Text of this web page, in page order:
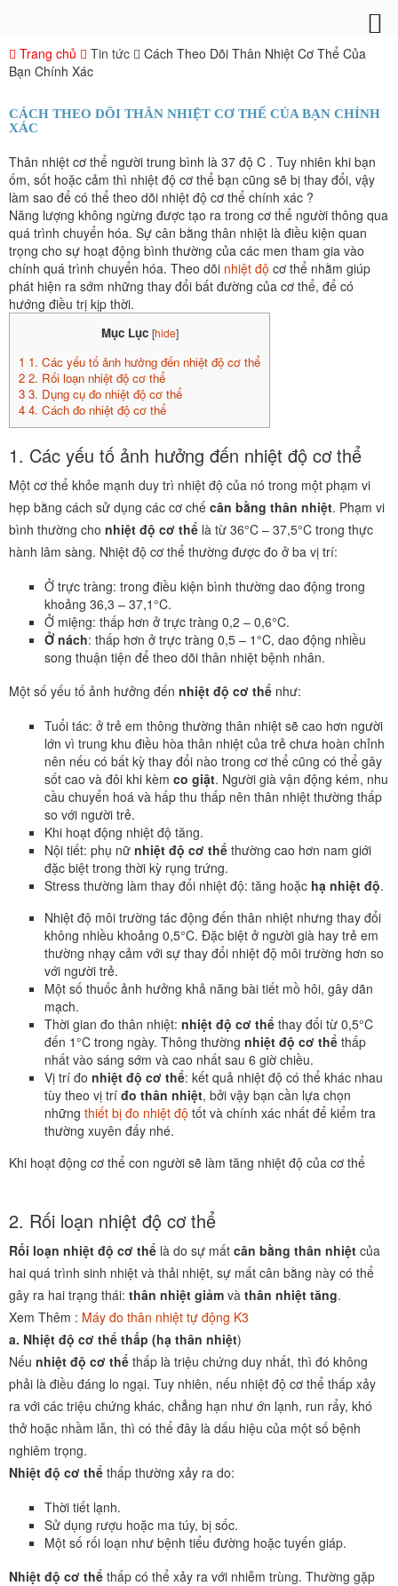
Trang chủ Tin tức
Cách Theo Dõi Thân Nhiệt Cơ Thể Của
Bạn Chính Xác
CÁCH THEO DÕI THÂN NHIỆT CƠ THỂ CỦA BẠN CHÍNH
XÁC
Thân nhiệt cơ thể người trung bình là 37 độ C . Tuy nhiên khi bạn
ốm, sốt hoặc cảm thì nhiệt độ cơ thể bạn cũng sẽ bị thay đổi, vậy
làm sao để có thể theo dõi nhiệt độ cơ thể chính xác ?
Năng lượng không ngừng được tạo ra trong cơ thể người thông qua
quá trình chuyển hóa. Sự cân bằng thân nhiệt là điều kiện quan
trọng cho sự hoạt động bình thường của các men tham gia vào
chính quá trình chuyển hóa. Theo dõi nhiệt độ cơ thể nhằm giúp
phát hiện ra sớm những thay đổi bất đường của cơ thể, để có
hướng điều trị kịp thời.
Mục Lục [hide]
1 1. Các yếu tố ảnh hưởng đến nhiệt độ cơ thể
2 2. Rối loạn nhiệt độ cơ thể
3 3. Dụng cụ đo nhiệt độ cơ thể
4 4. Cách đo nhiệt độ cơ thể
1. Các yếu tố ảnh hưởng đến nhiệt độ cơ thể
Một cơ thể khỏe mạnh duy trì nhiệt độ của nó trong một phạm vi
hẹp bằng cách sử dụng các cơ chế cân bằng thân nhiệt. Phạm vi
bình thường cho nhiệt độ cơ thể là từ 36°C – 37,5°C trong thực
hành lâm sàng. Nhiệt độ cơ thể thường được đo ở ba vị trí:
Ở trực tràng: trong điều kiện bình thường dao động trong
khoảng 36,3 – 37,1°C.
Ở miệng: thấp hơn ở trực tràng 0,2 – 0,6°C.
Ở nách: thấp hơn ở trực tràng 0,5 – 1°C, dao động nhiều
song thuận tiện để theo dõi thân nhiệt bệnh nhân.
Một số yếu tố ảnh hưởng đến nhiệt độ cơ thể như:
Tuổi tác: ở trẻ em thông thường thân nhiệt sẽ cao hơn người
lớn vì trung khu điều hòa thân nhiệt của trẻ chưa hoàn chỉnh
nên nếu có bất kỳ thay đổi nào trong cơ thể cũng có thể gây
sốt cao và đôi khi kèm co giật. Người già vận động kém, nhu
cầu chuyển hoá và hấp thu thấp nên thân nhiệt thường thấp
so với người trẻ.
Khi hoạt động nhiệt độ tăng.
Nội tiết: phụ nữ nhiệt độ cơ thể thường cao hơn nam giới
đặc biệt trong thời kỳ rụng trứng.
Stress thường làm thay đổi nhiệt độ: tăng hoặc hạ nhiệt độ.
Nhiệt độ môi trường tác động đến thân nhiệt nhưng thay đổi
không nhiều khoảng 0,5°C. Đặc biệt ở người già hay trẻ em
thường nhạy cảm với sự thay đổi nhiệt độ môi trường hơn so
với người trẻ.
Một số thuốc ảnh hưởng khả năng bài tiết mồ hôi, gây dãn
mạch.
Thời gian đo thân nhiệt: nhiệt độ cơ thể thay đổi từ 0,5°C
đến 1°C trong ngày. Thông thường nhiệt độ cơ thể thấp
nhất vào sáng sớm và cao nhất sau 6 giờ chiều.
Vị trí đo nhiệt độ cơ thể: kết quả nhiệt độ có thể khác nhau
tùy theo vị trí đo thân nhiệt, bởi vậy bạn cần lựa chọn
những thiết bị đo nhiệt độ tốt và chính xác nhất để kiểm tra
thường xuyên đấy nhé.
Khi hoạt động cơ thể con người sẽ làm tăng nhiệt độ của cơ thể
2. Rối loạn nhiệt độ cơ thể
Rối loạn nhiệt độ cơ thể là do sự mất cân bằng thân nhiệt của
hai quá trình sinh nhiệt và thải nhiệt, sự mất cân bằng này có thể
gây ra hai trạng thái: thân nhiệt giảm và thân nhiệt tăng.
Xem Thêm : Máy đo thân nhiệt tự động K3
a. Nhiệt độ cơ thể thấp (hạ thân nhiệt)
Nếu nhiệt độ cơ thể thấp là triệu chứng duy nhất, thì đó không
phải là điều đáng lo ngại. Tuy nhiên, nếu nhiệt độ cơ thể thấp xảy
ra với các triệu chứng khác, chẳng hạn như ớn lạnh, run rẩy, khó
thở hoặc nhầm lẫn, thì có thể đây là dấu hiệu của một số bệnh
nghiêm trọng.
Nhiệt độ cơ thể thấp thường xảy ra do:
Thời tiết lạnh.
Sử dụng rượu hoặc ma túy, bị sốc.
Một số rối loạn như bệnh tiểu đường hoặc tuyến giáp.
Nhiệt độ cơ thể thấp có thể xảy ra với nhiễm trùng. Thường gặp